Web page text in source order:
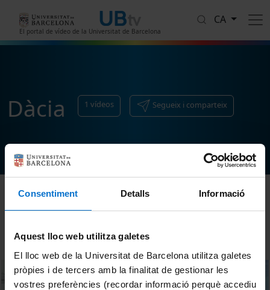
Consentiment Detalls Informació
Aquest lloc web utilitza galetes
El lloc web de la Universitat de Barcelona utilitza galetes
pròpies i de tercers amb la finalitat de gestionar les
vostres preferències (recordar informació perquè accediu
El portal de vídeo de la Universitat de Barcelona
CA
Dàcia 1 vídeos Segueix i comparteix
Ordenar